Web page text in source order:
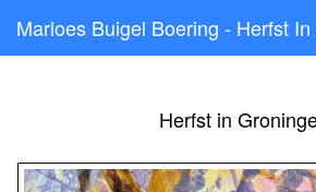
Herfst in